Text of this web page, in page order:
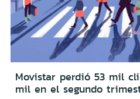
Movistar perdió 53 mil
mil en el segundo